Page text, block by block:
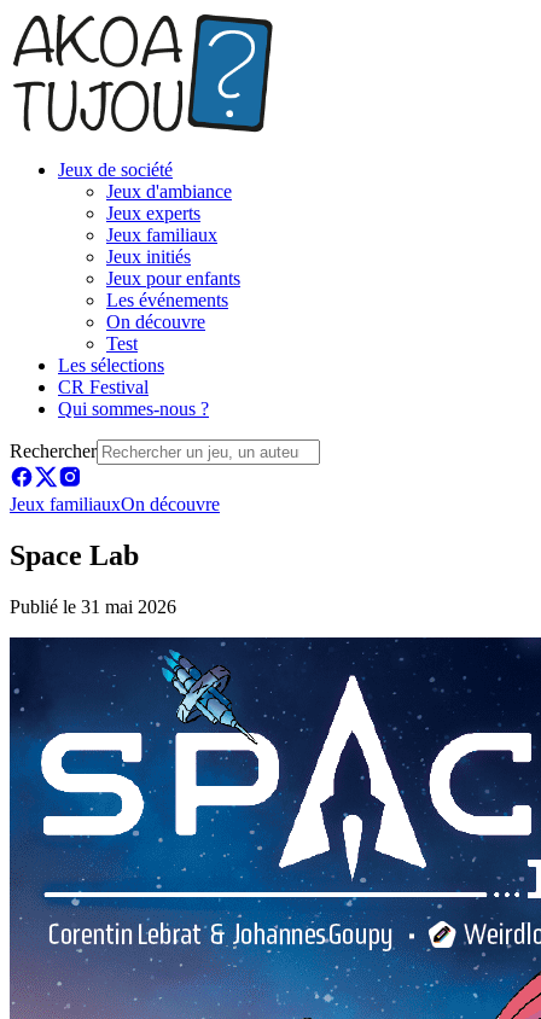
Jeux de société
Jeux d'ambiance
Jeux experts
Jeux familiaux
Jeux initiés
Jeux pour enfants
Les événements
On découvre
Test
Les sélections
CR Festival
Qui sommes-nous ?
Rechercher
Jeux familiauxOn découvre
Space Lab
Publié le 31 mai 2026